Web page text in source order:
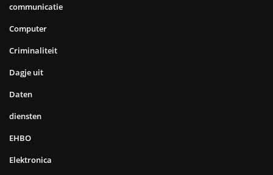
communicatie
Computer
Criminaliteit
Dagje uit
Daten
diensten
EHBO
Elektronica